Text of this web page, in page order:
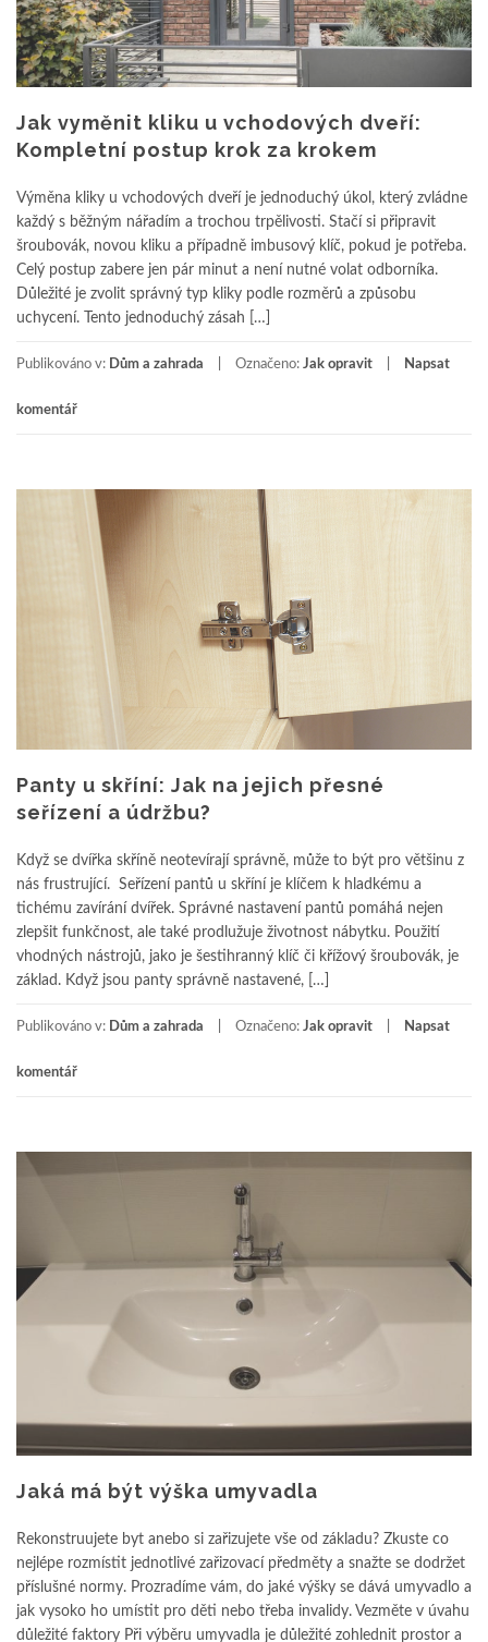
Jak vyměnit kliku u vchodových dveří:
Kompletní postup krok za krokem
Výměna kliky u vchodových dveří je jednoduchý úkol, který zvládne
každý s běžným nářadím a trochou trpělivosti. Stačí si připravit
šroubovák, novou kliku a případně imbusový klíč, pokud je potřeba.
Celý postup zabere jen pár minut a není nutné volat odborníka.
Důležité je zvolit správný typ kliky podle rozměrů a způsobu
uchycení. Tento jednoduchý zásah […]
Publikováno v: Dům a zahrada Označeno: Jak opravit Napsat
komentář
Panty u skříní: Jak na jejich přesné
seřízení a údržbu?
Když se dvířka skříně neotevírají správně, může to být pro většinu z
nás frustrující. Seřízení pantů u skříní je klíčem k hladkému a
tichému zavírání dvířek. Správné nastavení pantů pomáhá nejen
zlepšit funkčnost, ale také prodlužuje životnost nábytku. Použití
vhodných nástrojů, jako je šestihranný klíč či křížový šroubovák, je
základ. Když jsou panty správně nastavené, […]
Publikováno v: Dům a zahrada Označeno: Jak opravit Napsat
komentář
Jaká má být výška umyvadla
Rekonstruujete byt anebo si zařizujete vše od základu? Zkuste co
nejlépe rozmístit jednotlivé zařizovací předměty a snažte se dodržet
příslušné normy. Prozradíme vám, do jaké výšky se dává umyvadlo a
jak vysoko ho umístit pro děti nebo třeba invalidy. Vezměte v úvahu
důležité faktory Při výběru umyvadla je důležité zohlednit prostor a